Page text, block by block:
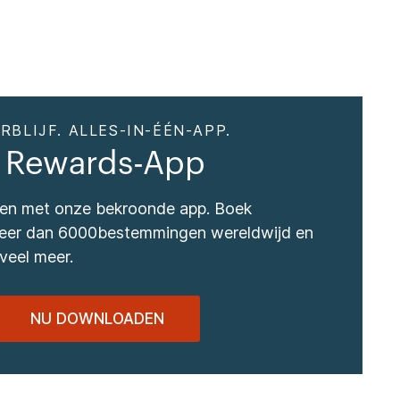
ALLES-IN-ÉÉN-APP.
Rewards-App
met onze bekroonde app. Boek
dan 6000bestemmingen wereldwijd en
meer.
NU DOWNLOADEN